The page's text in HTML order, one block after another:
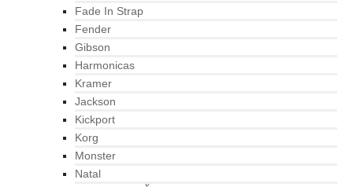
Fade In Strap
Fender
Gibson
Harmonicas
Kramer
Jackson
Kickport
Korg
Monster
Natal